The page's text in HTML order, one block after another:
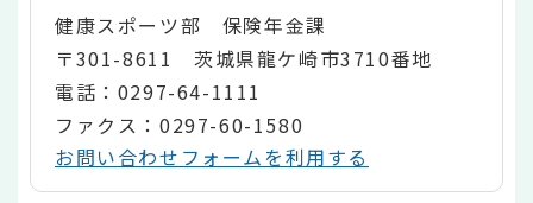
健康スポーツ部 保険年金課
〒301-8611 茨城県龍ケ崎市3710番地
電話：0297-64-1111
ファクス：0297-60-1580
お問い合わせフォームを利用する